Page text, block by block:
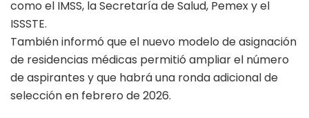
como el IMSS, la Secretaría de Salud, Pemex y el
ISSSTE.
También informó que el nuevo modelo de asignación
de residencias médicas permitió ampliar el número
de aspirantes y que habrá una ronda adicional de
selección en febrero de 2026.